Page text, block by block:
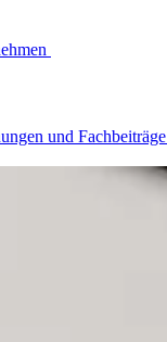
und Fachbeiträge